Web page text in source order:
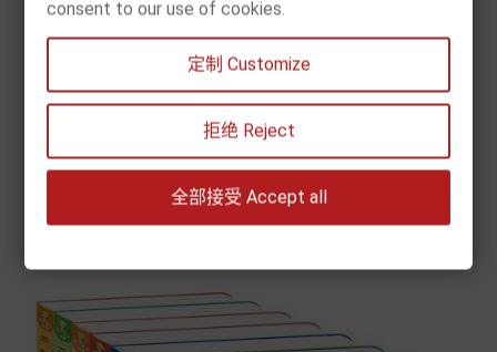
[现货] DK我的第一本编程思维启蒙书
价
格
€ 22.90
 
consent to our use of cookies.
定制 Customize
拒绝 Reject
全部接受 Accept all